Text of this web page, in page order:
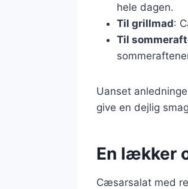
hele dagen.
Til grillmad:
Til
Uanset
give en dejlig
En lækker
Cæsarsalat med